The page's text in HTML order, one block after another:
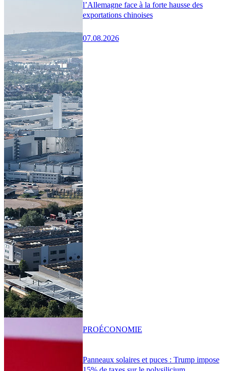
l’Allemagne face à la forte hausse des
exportations chinoises
07.08.2026
Panneaux solaires et puces : Trump impose
PROÉCONOMIE